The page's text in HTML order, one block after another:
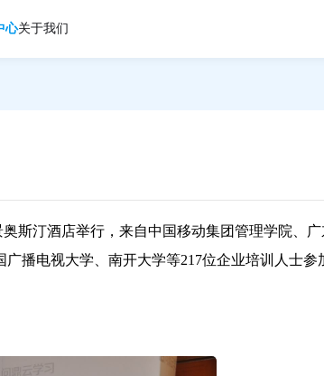
心关于我们
汀酒店举行，来自中国移动集团管理学院、广
播电视大学、南开大学等217位企业培训人士参